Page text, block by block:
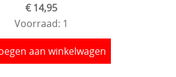
€ 14,95
Voorraad: 1
aan winkelwagen